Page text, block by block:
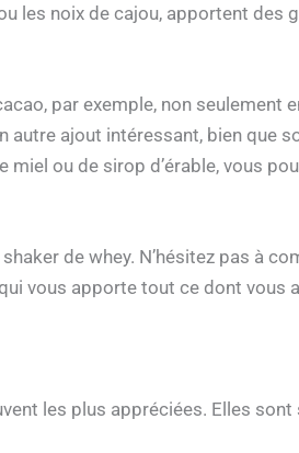
les noix de cajou, apportent des
par exemple, non seulement
autre ajout intéressant, bien que
miel ou de sirop d’érable, vous
de whey. N’hésitez pas à
vous apporte tout ce dont vous
les plus appréciées. Elles sont